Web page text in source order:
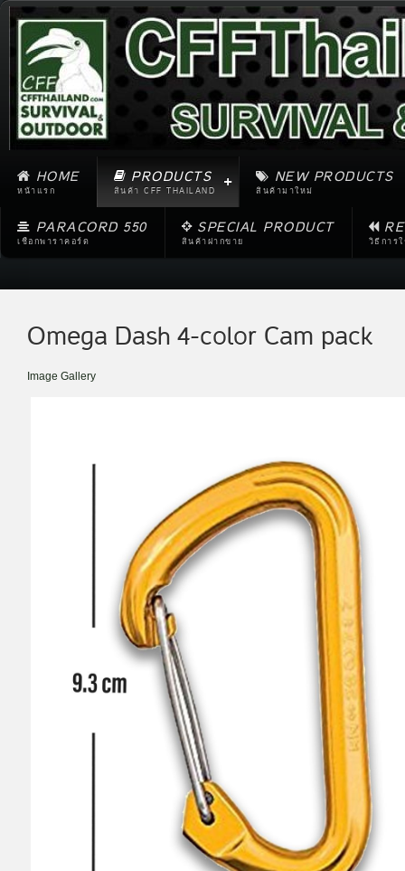
HOME
หน้าแรก
PRODUCTS
สินค้า CFF THAILAND
NEW PRODUCTS
สินค้ามาใหม่
PARACORD 550
เชือกพาราคอร์ด
SPECIAL PRODUCT
สินค้าฝากขาย วิธีการ
Omega Dash 4-color Cam pack
Image Gallery